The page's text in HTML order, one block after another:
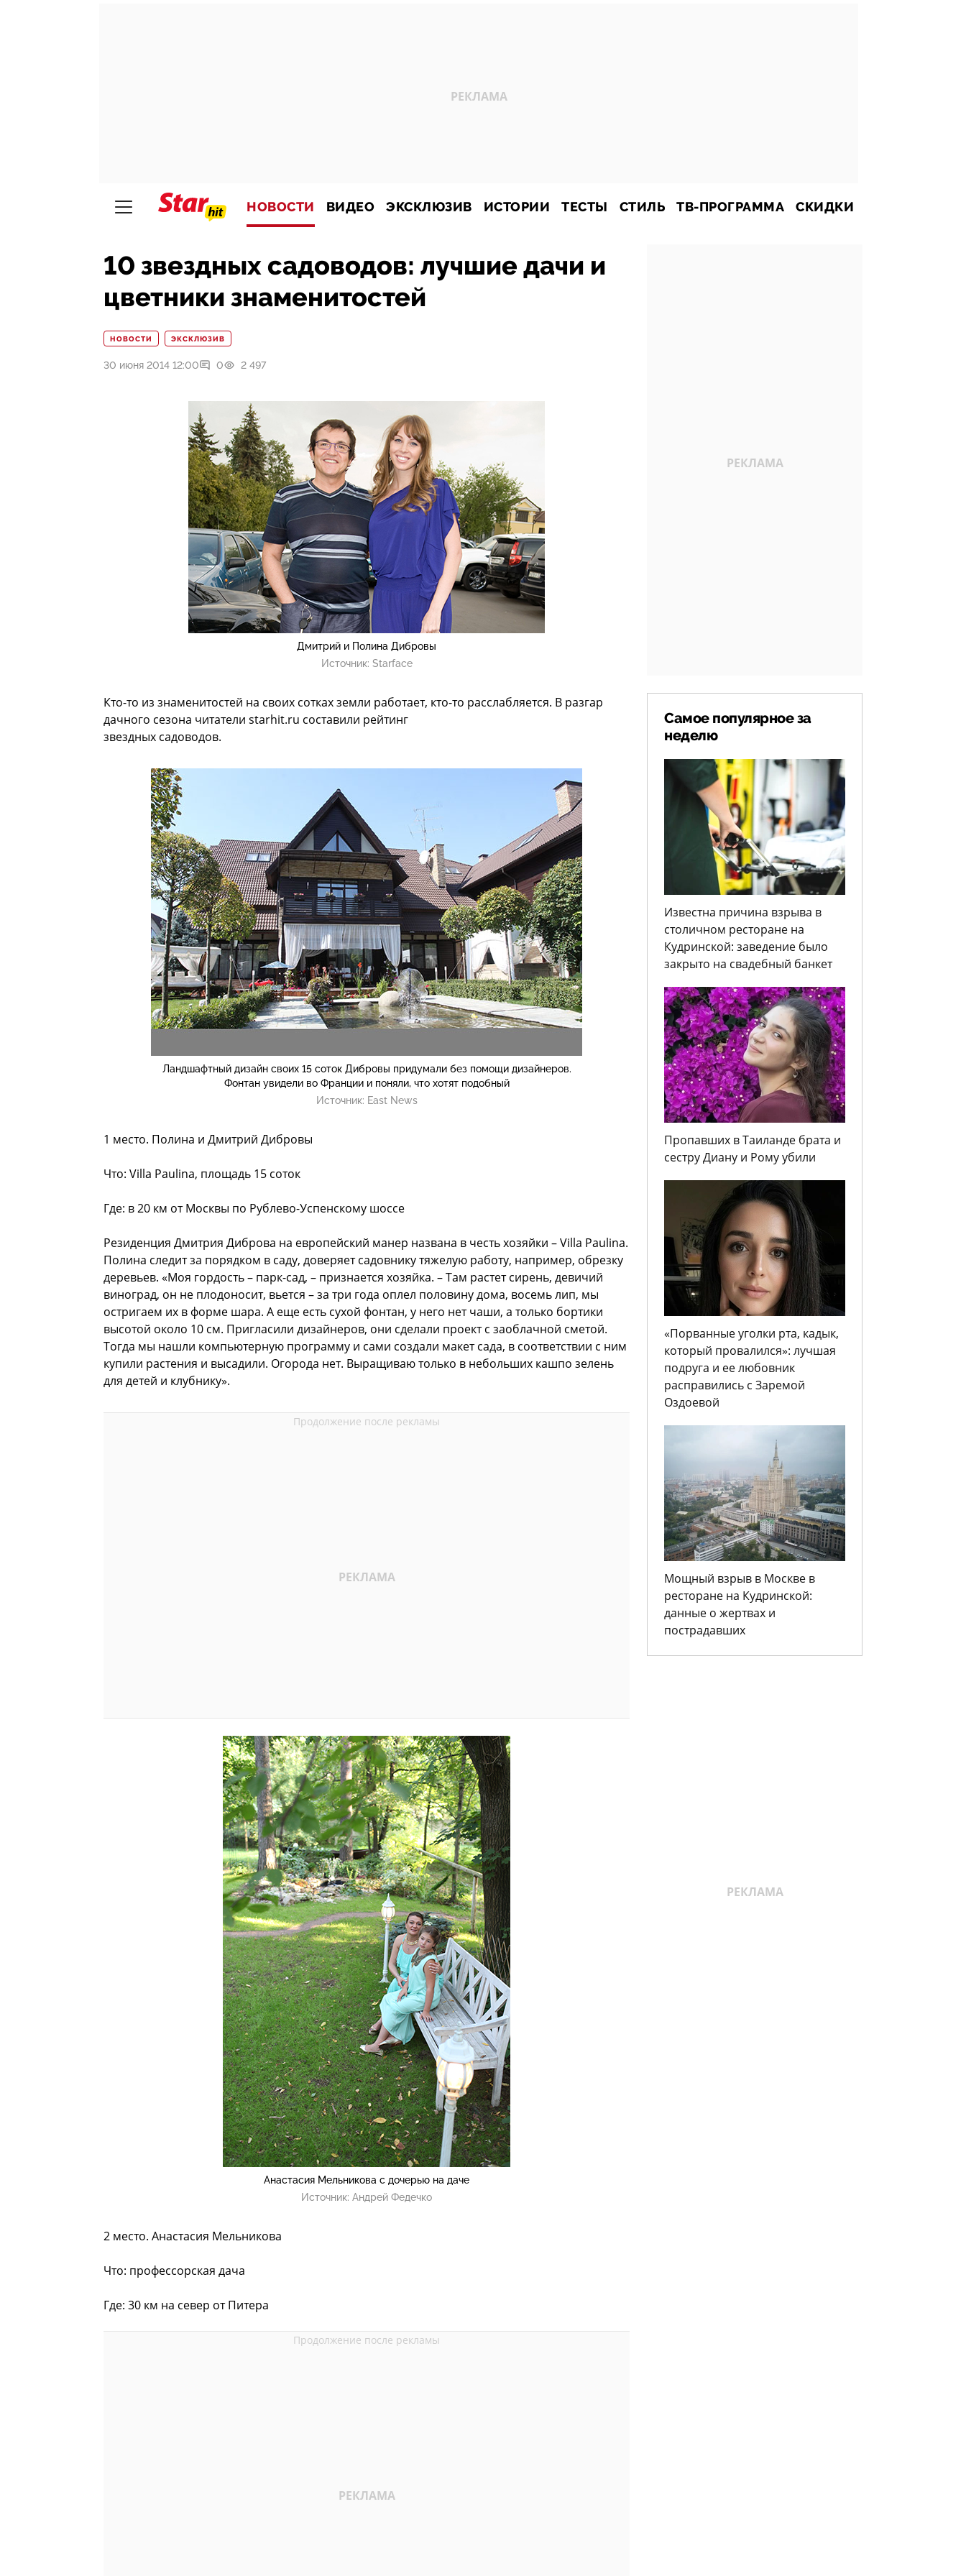
НОВОСТИ ВИДЕО ЭКСКЛЮЗИВ ИСТОРИИ ТЕСТЫ СТИЛЬ ТВ-ПРОГРАММА СКИДКИ
10 звездных садоводов: лучшие дачи и
цветники знаменитостей
НОВОСТИ ЭКСКЛЮЗИВ
30 июня 2014 12:00 0 2 497
Дмитрий и Полина Дибровы
Источник: Starface
Кто-то из знаменитостей на своих сотках земли работает, кто-то расслабляется. В разгар
дачного сезона читатели starhit.ru составили рейтинг
звездных садоводов.
Ландшафтный дизайн своих 15 соток Дибровы придумали без помощи дизайнеров.
Фонтан увидели во Франции и поняли, что хотят подобный
Источник: East News
1 место. Полина и Дмитрий Дибровы
Что: Villa Paulina, площадь 15 соток
Где: в 20 км от Москвы по Рублево-Успенскому шоссе
Резиденция Дмитрия Диброва на европейский манер названа в честь хозяйки – Villa Paulina.
Полина следит за порядком в саду, доверяет садовнику тяжелую работу, например, обрезку
деревьев. «Моя гордость – парк-сад, – признается хозяйка. – Там растет сирень, девичий
виноград, он не плодоносит, вьется – за три года оплел половину дома, восемь лип, мы
остригаем их в форме шара. А еще есть сухой фонтан, у него нет чаши, а только бортики
высотой около 10 см. Пригласили дизайнеров, они сделали проект с заоблачной сметой.
Тогда мы нашли компьютерную программу и сами создали макет сада, в соответствии с ним
купили растения и высадили. Огорода нет. Выращиваю только в небольших кашпо зелень
для детей и клубнику».
Анастасия Мельникова с дочерью на даче
Источник: Андрей Федечко
2 место. Анастасия Мельникова
Что: профессорская дача
Где: 30 км на север от Питера
Самое популярное за
неделю
Известна причина взрыва в
столичном ресторане на
Кудринской: заведение было
закрыто на свадебный банкет
Пропавших в Таиланде брата и
сестру Диану и Рому убили
«Порванные уголки рта, кадык,
который провалился»: лучшая
подруга и ее любовник
расправились с Заремой
Оздоевой
Мощный взрыв в Москве в
ресторане на Кудринской:
данные о жертвах и
пострадавших